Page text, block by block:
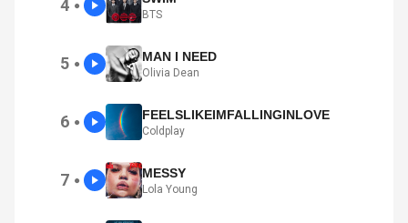
4 ●
BTS
5 ● MAN I NEED
Olivia Dean
6 ● FEELSLIKEIMFALLINGINLOVE
Coldplay
7 ● MESSY
Lola Young